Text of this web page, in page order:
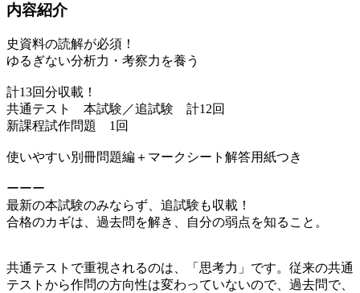
内容紹介
史資料の読解が必須！
ゆるぎない分析力・考察力を養う
計13回分収載！
共通テスト 本試験／追試験 計12回
新課程試作問題 1回
使いやすい別冊問題編＋マークシート解答用紙つき
ーーー
最新の本試験のみならず、追試験も収載！
合格のカギは、過去問を解き、自分の弱点を知ること。
共通テストで重視されるのは、「思考力」です。従来の共通
テストから作問の方向性は変わっていないので、過去問で、